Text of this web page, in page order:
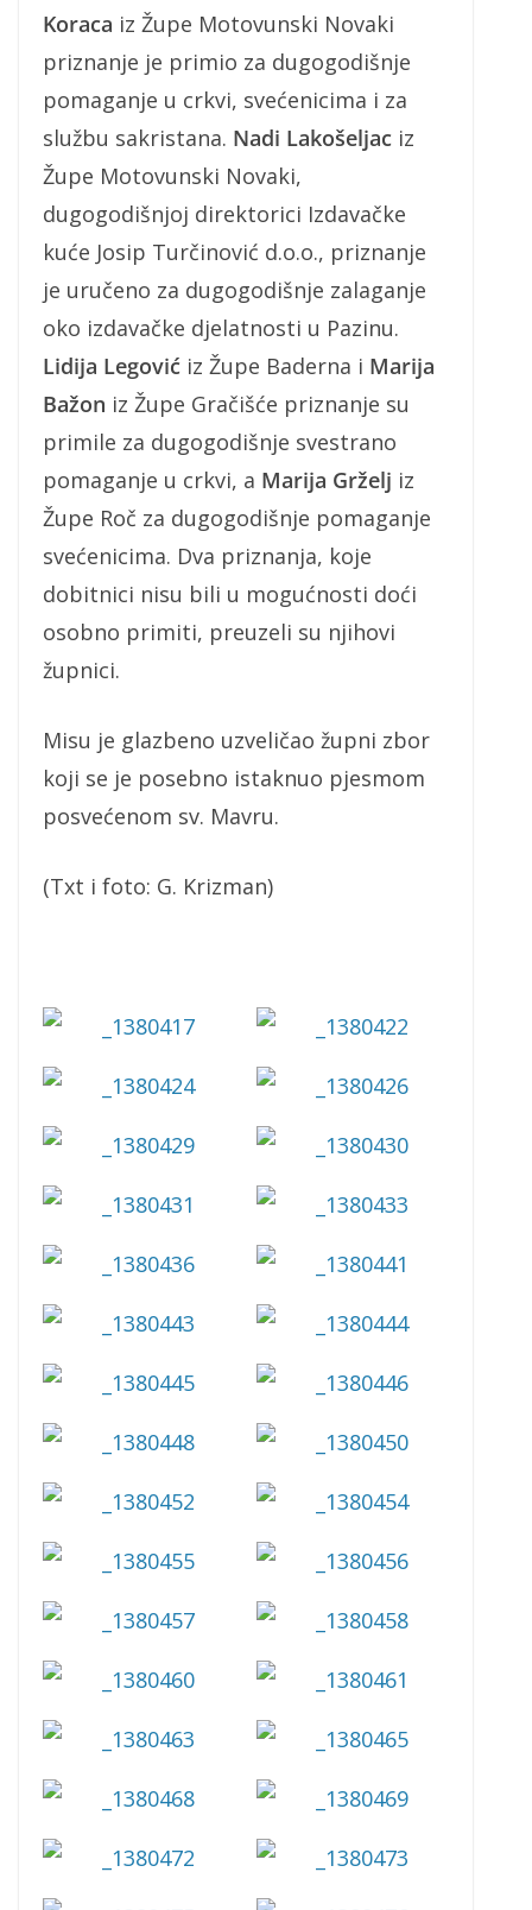
Koraca iz Župe Motovunski Novaki
priznanje je primio za dugogodišnje
pomaganje u crkvi, svećenicima i za
službu sakristana. Nadi Lakošeljac iz
Župe Motovunski Novaki,
dugogodišnjoj direktorici Izdavačke
kuće Josip Turčinović d.o.o., priznanje
je uručeno za dugogodišnje zalaganje
oko izdavačke djelatnosti u Pazinu.
Lidija Legović iz Župe Baderna i Marija
Bažon iz Župe Gračišće priznanje su
primile za dugogodišnje svestrano
pomaganje u crkvi, a Marija Grželj iz
Župe Roč za dugogodišnje pomaganje
svećenicima. Dva priznanja, koje
dobitnici nisu bili u mogućnosti doći
osobno primiti, preuzeli su njihovi
župnici.
Misu je glazbeno uzveličao župni zbor
koji se je posebno istaknuo pjesmom
posvećenom sv. Mavru.
(Txt i foto: G. Krizman)